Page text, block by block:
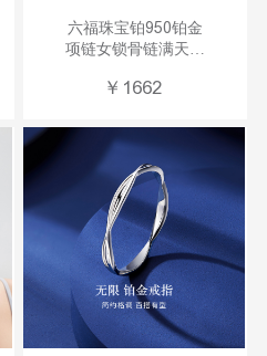
六福珠宝铂950铂金
项链女锁骨链满天星
A03TBPN0005
￥ 1662